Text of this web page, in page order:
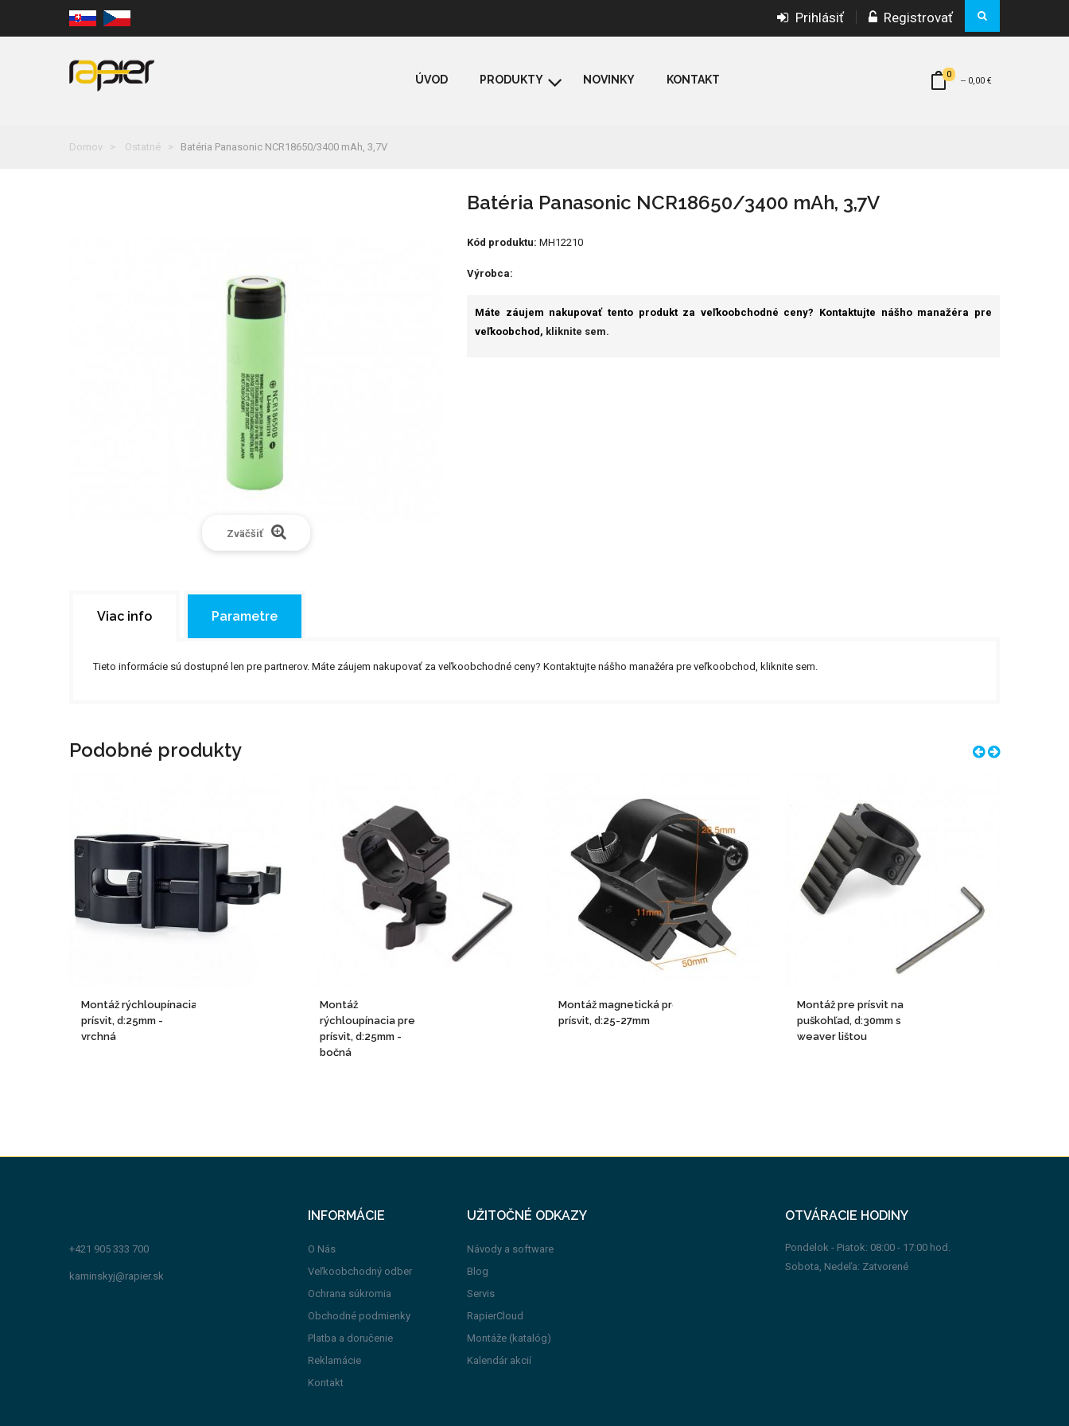
Prihlásiť Registrovať
0
-- 0,00 €
ÚVOD PRODUKTY NOVINKY KONTAKT
Domov Ostatné Batéria Panasonic NCR18650/3400 mAh, 3,7V
Zväčšiť
Batéria Panasonic NCR18650/3400 mAh, 3,7V
Kód produktu: MH12210
Výrobca:
Máte záujem nakupovať tento produkt za veľkoobchodné ceny? Kontaktujte nášho manažéra pre
veľkoobchod, kliknite sem.
Viac info Parametre
Tieto informácie sú dostupné len pre partnerov. Máte záujem nakupovať za veľkoobchodné ceny? Kontaktujte nášho manažéra pre veľkoobchod, kliknite sem.
Podobné produkty
Montáž rýchloupínacia pre
prísvit, d:25mm -
vrchná
Montáž
rýchloupínacia pre
prísvit, d:25mm -
bočná
Montáž magnetická pre
prísvit, d:25-27mm
Montáž pre prísvit na
puškohľad, d:30mm s
weaver lištou
+421 905 333 700
kaminskyj@rapier.sk
INFORMÁCIE
O Nás
Veľkoobchodný odber
Ochrana súkromia
Obchodné podmienky
Platba a doručenie
Reklamácie
Kontakt
UŽITOČNÉ ODKAZY
Návody a software
Blog
Servis
RapierCloud
Montáže (katalóg)
Kalendár akcií
OTVÁRACIE HODINY
Pondelok - Piatok: 08:00 - 17:00 hod.
Sobota, Nedeľa: Zatvorené